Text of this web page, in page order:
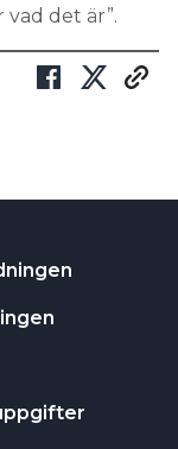
vad det är”.